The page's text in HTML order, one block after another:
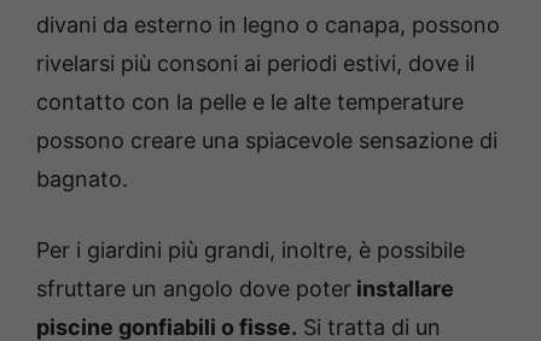
divani da esterno in legno o canapa, possono
rivelarsi più consoni ai periodi estivi, dove il
contatto con la pelle e le alte temperature
possono creare una spiacevole sensazione di
bagnato.
Per i giardini più grandi, inoltre, è possibile
sfruttare un angolo dove poter installare
piscine gonfiabili o fisse. Si tratta di un